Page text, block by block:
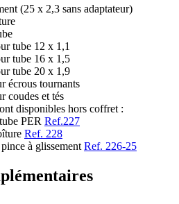
(25 x 2,3 sans adaptateur)
tube 12 x 1,1
tube 16 x 1,5
tube 20 x 1,9
écrous tournants
coudes et tés
disponibles hors coffret :
PER Ref.227
Ref. 228
à glissement Ref. 226-25